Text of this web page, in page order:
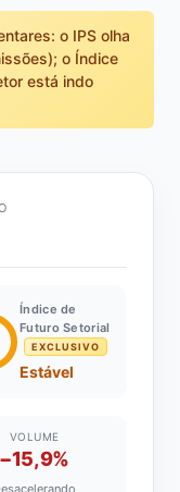
o IPS olha
o Índice
está indo
Índice de
Futuro Setorial
EXCLUSIVO
Estável
VOLUME
−15,9%